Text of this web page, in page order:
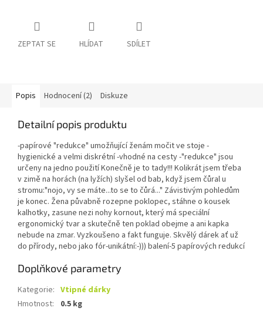
ZEPTAT SE HLÍDAT SDÍLET
Popis Hodnocení (2) Diskuze
Detailní popis produktu
-papírové "redukce" umožňující ženám močit ve stoje -
hygienické a velmi diskrétní -vhodné na cesty -"redukce" jsou
určeny na jedno použití Konečně je to tady!!! Kolikrát jsem třeba
v zimě na horách (na lyžích) slyšel od bab, když jsem čůral u
stromu:"nojo, vy se máte...to se to čůrá..." Závistivým pohledům
je konec. Žena půvabně rozepne poklopec, stáhne o kousek
kalhotky, zasune nezi nohy kornout, který má speciální
ergonomický tvar a skutečně ten poklad obejme a ani kapka
nebude na zmar. Vyzkoušeno a fakt funguje. Skvělý dárek ať už
do přírody, nebo jako fór-unikátní:-))) balení-5 papírových redukcí
Doplňkové parametry
Kategorie: Vtipné dárky
Hmotnost: 0.5 kg